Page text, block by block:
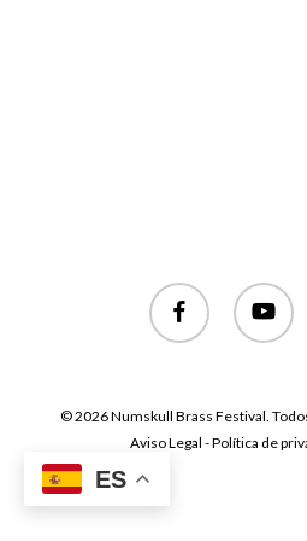
facebook youtube
© 2026 Numskull Brass Festival.
Aviso Legal - Política de
ES